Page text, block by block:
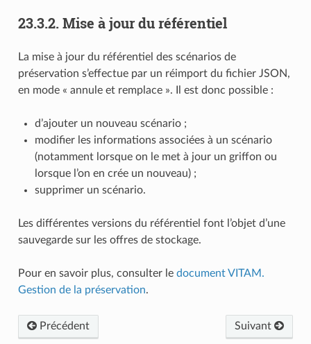
23.3.2. Mise à jour du référentiel
La mise à jour du référentiel des scénarios de
préservation s’effectue par un réimport du fichier JSON,
en mode « annule et remplace ». Il est donc possible :
d’ajouter un nouveau scénario ;
modifier les informations associées à un scénario
(notamment lorsque on le met à jour un griffon ou
lorsque l’on en crée un nouveau) ;
supprimer un scénario.
Les différentes versions du référentiel font l’objet d’une
sauvegarde sur les offres de stockage.
Pour en savoir plus, consulter le document VITAM.
Gestion de la préservation.
Précédent Suivant